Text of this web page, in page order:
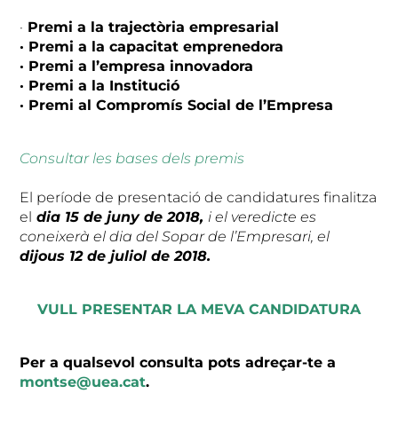
· Premi a la trajectòria empresarial
· Premi a la capacitat emprenedora
· Premi a l’empresa innovadora
· Premi a la Institució
· Premi al Compromís Social de l’Empresa
Consultar les bases dels premis
El període de presentació de candidatures finalitza
el dia 15 de juny de 2018, i el veredicte es
coneixerà el dia del Sopar de l’Empresari, el
dijous 12 de juliol de 2018.
VULL PRESENTAR LA MEVA CANDIDATURA
Per a qualsevol consulta pots adreçar-te a
montse@uea.cat.